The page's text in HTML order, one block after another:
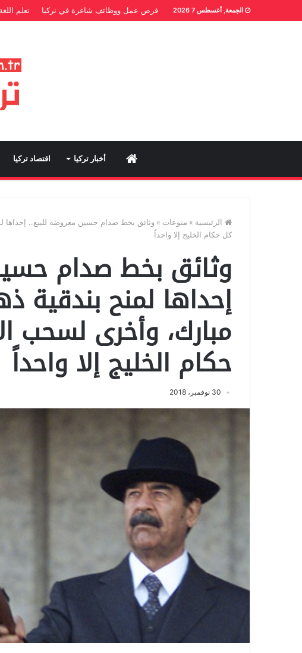
الجمعة, أغسطس 7 2026 فرص عمل ووظائف شاغرة في تركيا تعلم
Home أخبار تركيا اقتصاد تركيا
الرئيسية » منوعات » وثائق بخط صدام حسين معروضة للبيع.. إحداها
كل حكام الخليج إلا واحداً
وثائق بخط صدام
إحداها لمنح بندقية
مبارك، وأخرى لسحب
حكام الخليج إلا واحداً
30 نوفمبر، 2018